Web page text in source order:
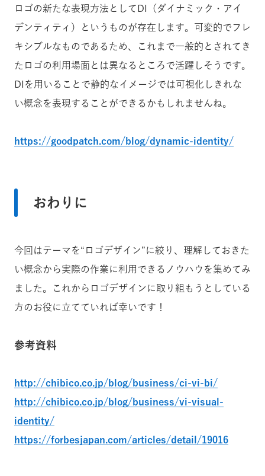
ロゴの新たな表現方法としてDI（ダイナミック・アイ
デンティティ）というものが存在します。可変的でフレ
キシブルなものであるため、これまで一般的とされてき
たロゴの利用場面とは異なるところで活躍しそうです。
DIを用いることで静的なイメージでは可視化しきれな
い概念を表現することができるかもしれませんね。
https://goodpatch.com/blog/dynamic-identity/
おわりに
今回はテーマを“ロゴデザイン”に絞り、理解しておきた
い概念から実際の作業に利用できるノウハウを集めてみ
ました。これからロゴデザインに取り組もうとしている
方のお役に立てていれば幸いです！
参考資料
http://chibico.co.jp/blog/business/ci-vi-bi/
http://chibico.co.jp/blog/business/vi-visual-
identity/
https://forbesjapan.com/articles/detail/19016